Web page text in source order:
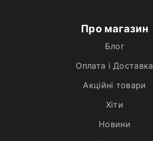
Про магазин
Блог
Оплата і Доставка
Акційні товари
Хiти
Новини